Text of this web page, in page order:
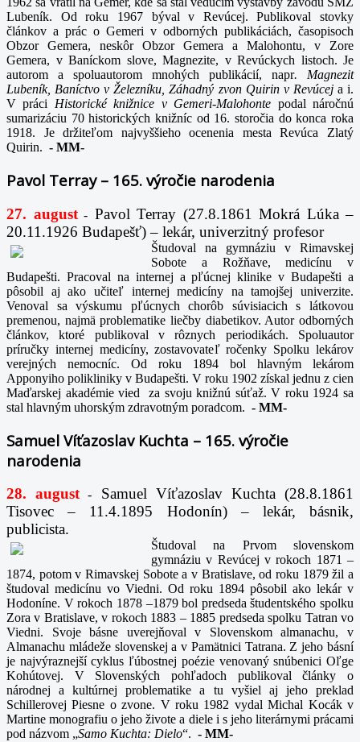
Lubeník. Od roku 1967 býval v Revúcej. Publikoval stovky
článkov a prác o Gemeri v odborných publikáciách, časopisoch
Obzor Gemera, neskôr Obzor Gemera a Malohontu, v Zore
Gemera, v Baníckom slove, Magnezite, v Revúckych listoch. Je
autorom a spoluautorom mnohých publikácií, napr. Magnezit
Lubeník, Baníctvo v Železníku, Záhadný zvon Quirin v Revúcej a i.
V práci Historické knižnice v Gemeri-Malohonte podal náročnú
sumarizáciu 70 historických knižníc od 16. storočia do konca roka
1918. Je držiteľom najvyššieho ocenenia mesta Revúca Zlatý
Quirin. - MM-
Pavol Terray – 165. výročie narodenia
27. august- Pavol Terray (27.8.1861 Mokrá Lúka –
20.11.1926 Budapešť) – lekár, univerzitný profesor
Študoval na gymnáziu v Rimavskej
Sobote a Rožňave, medicínu v
Budapešti. Pracoval na internej a pľúcnej klinike v Budapešti a
pôsobil aj ako učiteľ internej medicíny na tamojšej univerzite.
Venoval sa výskumu pľúcnych chorôb súvisiacich s látkovou
premenou, najmä problematike liečby diabetikov. Autor odborných
článkov, ktoré publikoval v rôznych periodikách. Spoluautor
príručky internej medicíny, zostavovateľ ročenky Spolku lekárov
verejných nemocníc. Od roku 1894 bol hlavným lekárom
Apponyiho polikliniky v Budapešti. V roku 1902 získal jednu z cien
Maďarskej akadémie vied za svoju knižnú súťaž. V roku 1924 sa
stal hlavným uhorským zdravotným poradcom. - MM-
Samuel Víťazoslav Kuchta – 165. výročie
narodenia
28. august -
Samuel Víťazoslav Kuchta (28.8.1861
Tisovec – 11.4.1895 Hodonín) – lekár, básnik,
publicista.
Študoval na Prvom slovenskom
gymnáziu v Revúcej v rokoch 1871 –
1874, potom v Rimavskej Sobote a v Bratislave, od roku 1879 žil a
študoval medicínu vo Viedni. Od roku 1894 pôsobil ako lekár v
Hodoníne. V rokoch 1878 –1879 bol predseda študentského spolku
Zora v Bratislave, v rokoch 1883 – 1885 predseda spolku Tatran vo
Viedni. Svoje básne uverejňoval v Slovenskom almanachu, v
Almanachu mládeže slovenskej a v Pamätnici Tatrana. Z jeho básní
je najvýraznejší cyklus ľúbostnej poézie venovaný snúbenici Oľge
Kohútovej. V Slovenských pohľadoch publikoval články o
národnej a kultúrnej problematike a tu vyšiel aj jeho preklad
Schillerovej Piesne o zvone. V roku 1982 vydal Michal Kocák v
Martine monografiu o jeho živote a diele i s jeho literárnymi prácami
pod názvom „Samo Kuchta: Dielo“. - MM-